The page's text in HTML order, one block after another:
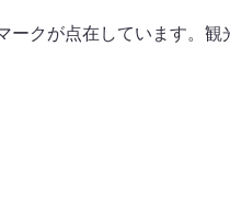
クが点在しています。